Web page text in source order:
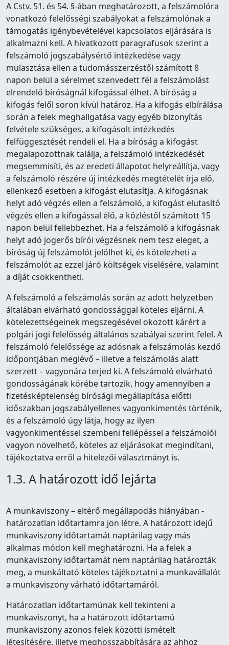
A Cstv. 51. és 54. §-ában meghatározott, a felszámolóra
vonatkozó felelősségi szabályokat a felszámolónak a
támogatás igénybevételével kapcsolatos eljárására is
alkalmazni kell. A hivatkozott paragrafusok szerint a
felszámoló jogszabálysértő intézkedése vagy
mulasztása ellen a tudomásszerzéstől számított 8
napon belül a sérelmet szenvedett fél a felszámolást
elrendelő bíróságnál kifogással élhet. A bíróság a
kifogás felől soron kívül határoz. Ha a kifogás elbírálása
során a felek meghallgatása vagy egyéb bizonyítás
felvétele szükséges, a kifogásolt intézkedés
felfüggesztését rendeli el. Ha a bíróság a kifogást
megalapozottnak találja, a felszámoló intézkedését
megsemmisíti, és az eredeti állapotot helyreállítja, vagy
a felszámoló részére új intézkedés megtételét írja elő,
ellenkező esetben a kifogást elutasítja. A kifogásnak
helyt adó végzés ellen a felszámoló, a kifogást elutasító
végzés ellen a kifogással élő, a közléstől számított 15
napon belül fellebbezhet. Ha a felszámoló a kifogásnak
helyt adó jogerős bírói végzésnek nem tesz eleget, a
bíróság új felszámolót jelölhet ki, és kötelezheti a
felszámolót az ezzel járó költségek viselésére, valamint
a díját csökkentheti.
A felszámoló a felszámolás során az adott helyzetben
általában elvárható gondossággal köteles eljárni. A
kötelezettségeinek megszegésével okozott kárért a
polgári jogi felelősség általános szabályai szerint felel. A
felszámoló felelőssége az adósnak a felszámolás kezdő
időpontjában meglévő – illetve a felszámolás alatt
szerzett – vagyonára terjed ki. A felszámoló elvárható
gondosságának körébe tartozik, hogy amennyiben a
fizetésképtelenség bírósági megállapítása előtti
időszakban jogszabályellenes vagyonkimentés történik,
és a felszámoló úgy látja, hogy az ilyen
vagyonkimentéssel szembeni fellépéssel a felszámolói
vagyon növelhető, köteles az eljárásokat megindítani,
tájékoztatva erről a hitelezői választmányt is.
1.3. A határozott idő lejárta
A munkaviszony – eltérő megállapodás hiányában -
határozatlan időtartamra jön létre. A határozott idejű
munkaviszony időtartamát naptárilag vagy más
alkalmas módon kell meghatározni. Ha a felek a
munkaviszony időtartamát nem naptárilag határozták
meg, a munkáltató köteles tájékoztatni a munkavállalót
a munkaviszony várható időtartamáról.
Határozatlan időtartamúnak kell tekinteni a
munkaviszonyt, ha a határozott időtartamú
munkaviszony azonos felek közötti ismételt
létesítésére, illetve meghosszabbítására az ahhoz